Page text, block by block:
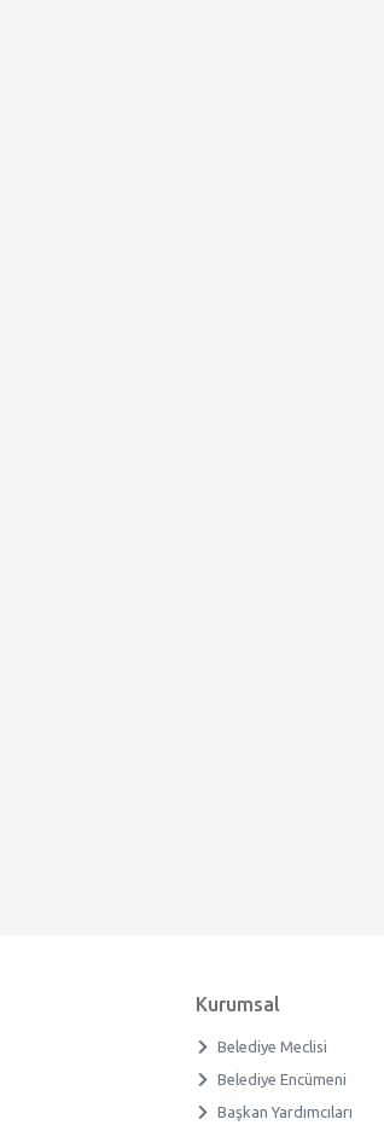
Kurumsal
Belediye Meclisi
Belediye Encümeni
Başkan Yardımcıları